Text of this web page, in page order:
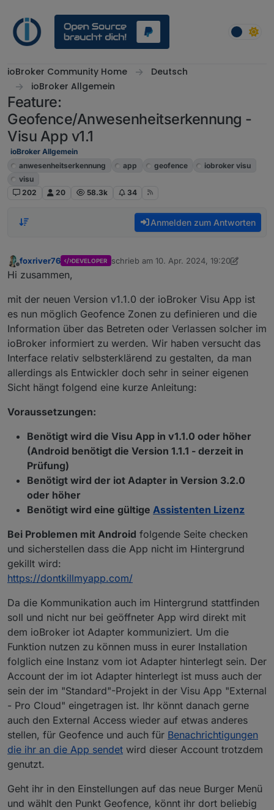
ioBroker Community Home
Deutsch
ioBroker Allgemein
Feature:
Geofence/Anwesenheitserkennung -
Visu App v1.1
ioBroker Allgemein
anwesenheitserkennung
app geofence
iobroker visu
visu
202
20 58.3k 34
Anmelden zum Antworten
foxriver76 DEVELOPER schrieb am 10. Apr. 2024, 19:20
zuletzt editiert von foxriver765. Mai 2024,
Hi zusammen,
mit der neuen Version v1.1.0 der ioBroker Visu App ist
es nun möglich Geofence Zonen zu definieren und die
Information über das Betreten oder Verlassen solcher im
ioBroker informiert zu werden. Wir haben versucht das
Interface relativ selbsterklärend zu gestalten, da man
allerdings als Entwickler doch sehr in seiner eigenen
Sicht hängt folgend eine kurze Anleitung:
Voraussetzungen:
Benötigt wird die Visu App in v1.1.0 oder höher
(Android benötigt die Version 1.1.1 - derzeit in
Prüfung)
Benötigt wird der iot Adapter in Version 3.2.0
oder höher
Benötigt wird eine gültige Assistenten Lizenz
Bei Problemen mit Android folgende Seite checken
und sicherstellen dass die App nicht im Hintergrund
gekillt wird:
https://dontkillmyapp.com/
Da die Kommunikation auch im Hintergrund stattfinden
soll und nicht nur bei geöffneter App wird direkt mit
dem ioBroker iot Adapter kommuniziert. Um die
Funktion nutzen zu können muss in eurer Installation
folglich eine Instanz vom iot Adapter hinterlegt sein. Der
Account der im iot Adapter hinterlegt ist muss auch der
sein der im "Standard"-Projekt in der Visu App "External
- Pro Cloud" eingetragen ist. Ihr könnt danach gerne
auch den External Access wieder auf etwas anderes
stellen, für Geofence und auch für Benachrichtigungen
die ihr an die App sendet wird dieser Account trotzdem
genutzt.
Geht ihr in den Einstellungen auf das neue Burger Menü
und wählt den Punkt Geofence, könnt ihr dort beliebig